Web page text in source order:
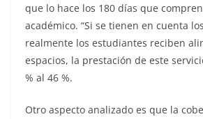
que lo hace los 180 días que
académico. “Si se tienen en cuenta
realmente los estudiantes reciben
espacios, la prestación de este
% al 46 %.
Otro aspecto analizado es que la